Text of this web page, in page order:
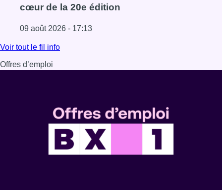
cœur de la 20e édition
09 août 2026 - 17:13
Lire l'article Festival Classissimo: la transmission au
Voir tout le fil info
Offres d’emploi